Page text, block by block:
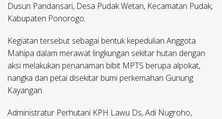
Dusun Pandansari, Desa Pudak Wetan, Kecamatan Pudak,
Kabupaten Ponorogo.
Kegiatan tersebut sebagai bentuk kepedulian Anggota
Mahipa dalam merawat lingkungan sekitar hutan dengan
aksi melakukan penanaman bibit MPTS berupa alpokat,
nangka dan petai disekitar bumi perkemahan Gunung
Kayangan.
Administratur Perhutani KPH Lawu Ds, Adi Nugroho,